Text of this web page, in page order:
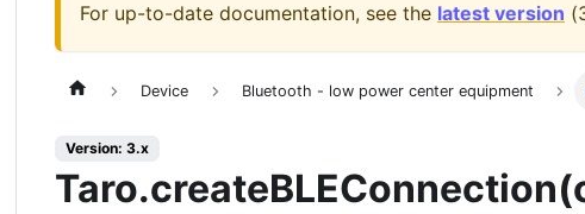
For up-to-date documentation, see the latest version (
Device Bluetooth - low power center equipment
Version: 3.x